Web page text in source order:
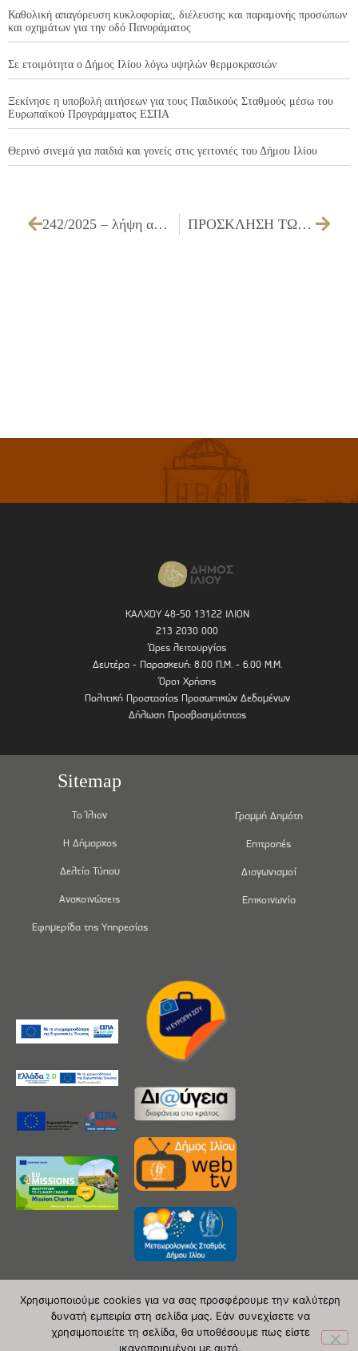
Καθολική απαγόρευση κυκλοφορίας, διέλευσης και παραμονής προσώπων
και οχημάτων για την οδό Πανοράματος
Σε ετοιμότητα ο Δήμος Ιλίου λόγω υψηλών θερμοκρασιών
Ξεκίνησε η υποβολή αιτήσεων για τους Παιδικούς Σταθμούς μέσω του
Ευρωπαϊκού Προγράμματος ΕΣΠΑ
Θερινό σινεμά για παιδιά και γονείς στις γειτονιές του Δήμου Ιλίου
242/2025 – λήψη απόφασης για την αποδοχή δωρεάς Κλιματιστικής Μονάδας για λογαριασμό του 7ου Δημοτικού Σχολείου Ιλίου ΠΡΟΣΚΛΗΣΗ ΤΩΝ ΜΕΛΩΝ ΤΟΥ ΔΗΜΟΤΙΚΟΥ ΣΥΜΒΟΥΛΙΟΥ ΓΙΑ ΤΗΝ 26/06/2025 (ΕΙΔΙΚΗ ΣΥΝ.)
ΚΑΛΧΟΥ 48-50 13122 ΙΛΙΟΝ
213 2030 000
Ώρες λειτουργίας
Δευτέρα - Παρασκευή: 8.00 Π.Μ. - 6.00 Μ.Μ.
Όροι Χρήσης
Πολιτική Προστασίας Προσωπικών Δεδομένων
Δήλωση Προσβασιμότητας
Sitemap
Το Ίλιον
Η Δήμαρχος
Δελτία Τύπου
Ανακοινώσεις
Εφημερίδα της Υπηρεσίας
Γραμμή Δημότη
Επιτροπές
Διαγωνισμοί
Επικοινωνία
Copyright 2020 © Δήμος Ιλίου
Χρησιμοποιούμε cookies για να σας προσφέρουμε την καλύτερη
δυνατή εμπειρία στη σελίδα μας. Εάν συνεχίσετε να
χρησιμοποιείτε τη σελίδα, θα υποθέσουμε πως είστε
ικανοποιημένοι με αυτό.